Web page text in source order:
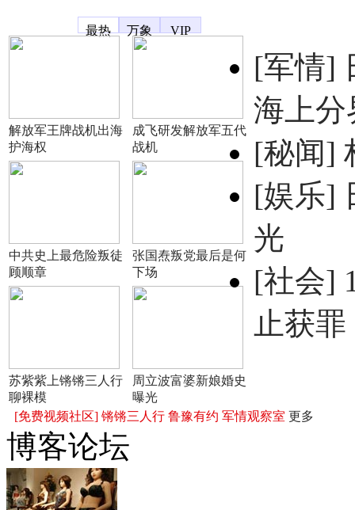
最热
万象 VIP
解放军王牌战机出海
护海权
成飞研发解放军五代
战机
中共史上最危险叛徒
顾顺章
张国焘叛党最后是何
下场
苏紫紫上锵锵三人行
聊裸模
周立波富婆新娘婚史
曝光
[军情]
海上分
[秘闻]
[娱乐]
光
[社会]
止获罪
[免费视频社区] 锵锵三人行 鲁豫有约 军情观察室 更多
博客论坛